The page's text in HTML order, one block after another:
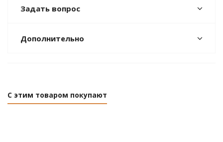
Задать вопрос
Дополнительно
С этим товаром покупают